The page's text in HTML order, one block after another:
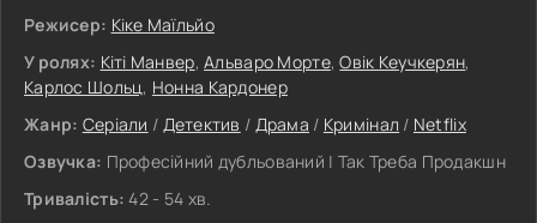
Режисер: Кіке Маїльйо
У ролях: Кіті Манвер,Альваро Морте,Овік Кеучкерян,
Карлос Шольц, Нонна Кардонер
Жанр: Серіали / Детектив / Драма / Кримінал / Netflix
Озвучка: Професійний дубльований | Так Треба Продакшн
Тривалість: 42 - 54 хв.